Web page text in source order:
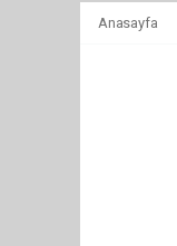
Anasayfa